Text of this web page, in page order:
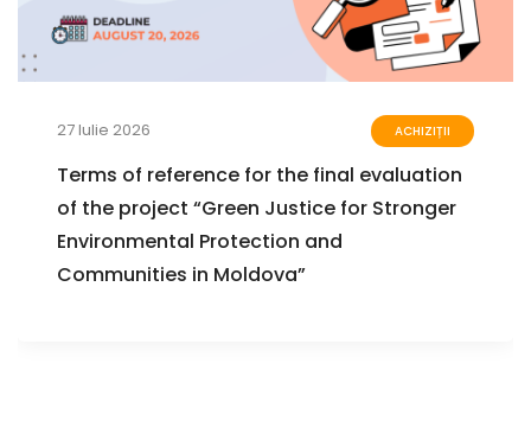
27 Iulie 2026 ACHIZIȚII
Terms of reference for the final evaluation
of the project “Green Justice for Stronger
Environmental Protection and
Communities in Moldova”